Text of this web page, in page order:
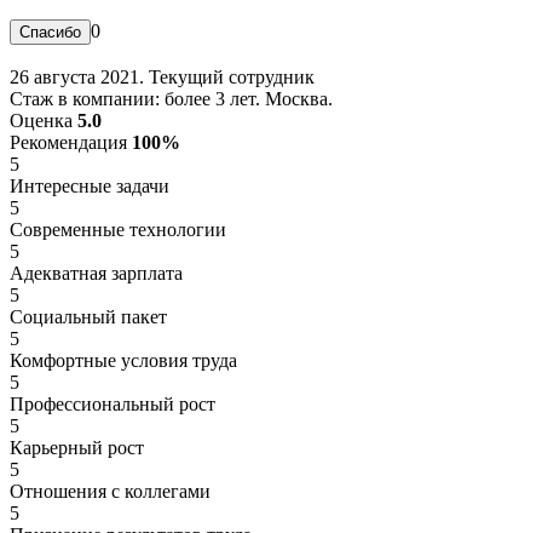
0
26 августа 2021. Текущий сотрудник
Стаж в компании: более 3 лет. Москва.
Оценка 5.0
Рекомендация 100%
5
Интересные задачи
5
Современные технологии
5
Адекватная зарплата
5
Социальный пакет
5
Комфортные условия труда
5
Профессиональный рост
5
Карьерный рост
5
Отношения с коллегами
5